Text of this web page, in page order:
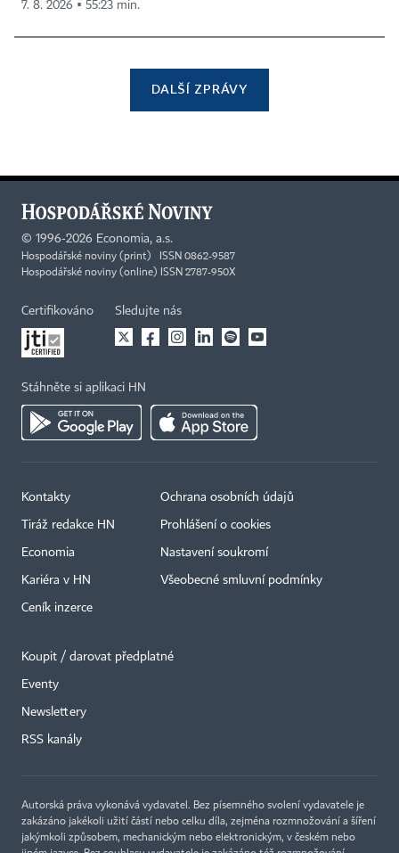
7. 8. 2026 ▪ 55:23 min.
DALŠÍ ZPRÁVY
© 1996-2026 Economia, a.s.
Hospodářské noviny (print) ISSN 0862-9587
Hospodářské noviny (online) ISSN 2787-950X
Certifikováno Sledujte nás
Stáhněte si aplikaci HN
Kontakty
Tiráž redakce HN
Economia
Kariéra v HN
Ceník inzerce
Ochrana osobních údajů
Prohlášení o cookies
Nastavení soukromí
Všeobecné smluvní podmínky
Koupit / darovat předplatné
Eventy
Newslettery
RSS kanály
Autorská práva vykonává vydavatel. Bez písemného svolení vydavatele je
zakázáno jakékoli užití částí nebo celku díla, zejména rozmnožování a šíření
jakýmkoli způsobem, mechanickým nebo elektronickým, v českém nebo